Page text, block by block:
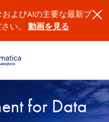
およびAIの主要な最新ブ
い。 動画を見る
for Data